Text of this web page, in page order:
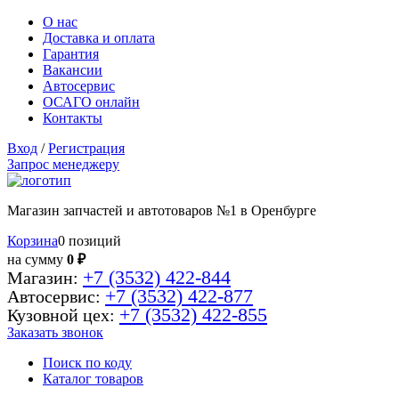
О нас
Доставка и оплата
Гарантия
Вакансии
Автосервис
ОСАГО онлайн
Контакты
Вход / Регистрация
Запрос менеджеру
Магазин запчастей и автотоваров №1 в Оренбурге
Корзина0 позиций
на сумму 0 ₽
Магазин: +7 (3532) 422-844
Автосервис: +7 (3532) 422-877
Кузовной цех: +7 (3532) 422-855
Заказать звонок
Поиск по коду
Каталог товаров